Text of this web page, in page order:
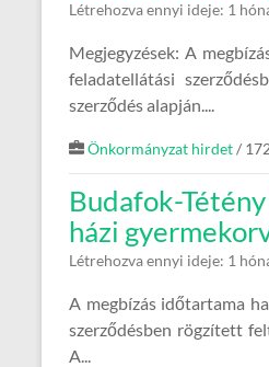
Létrehozva ennyi ideje: 1
Megjegyzések: A
feladatellátási
szerződés alapján....
Önkormányzat hirdet/
Budafok-
házi
Létrehozva ennyi ideje: 1
A megbízás időtartama
szerződésben rögzített
A...